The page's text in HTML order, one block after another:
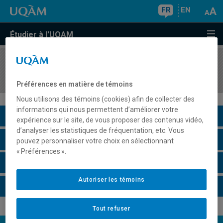
FR EN
Étudier à l'UQAM
COURS//
Description du cours
Horaire - Été 2026
Préférences en matière de témoins
Nous utilisons des témoins (cookies) afin de collecter des
informations qui nous permettent d’améliorer votre
expérience sur le site, de vous proposer des contenus vidéo,
d’analyser les statistiques de fréquentation, etc. Vous
pouvez personnaliser votre choix en sélectionnant
« Préférences ».
Tout refuser
Autoriser les témoins